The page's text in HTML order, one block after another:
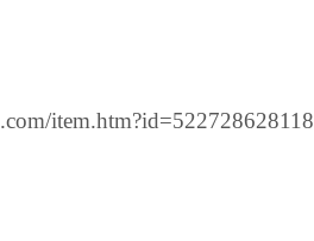
item.htm?id=522728628118